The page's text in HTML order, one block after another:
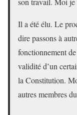
Il a été élu. Le
dire passons à
fonctionnement
validité d’un
la Constitution.
autres membres